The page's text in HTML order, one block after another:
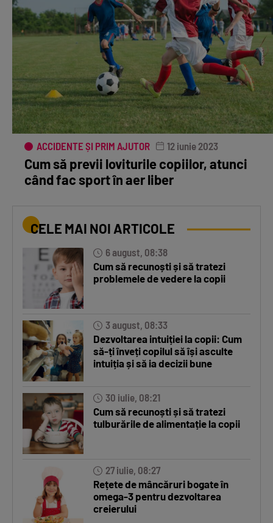
ACCIDENTE ȘI PRIM AJUTOR 12 iunie 2023
Cum să previi loviturile copiilor, atunci
când fac sport în aer liber
CELE MAI NOI ARTICOLE
6 august, 08:38
Cum să recunoști și să tratezi
problemele de vedere la copii
3 august, 08:33
Dezvoltarea intuiției la copii: Cum
să-ți înveți copilul să își asculte
intuiția și să ia decizii bune
30 iulie, 08:21
Cum să recunoști și să tratezi
tulburările de alimentație la copii
27 iulie, 08:27
Rețete de mâncăruri bogate în
omega-3 pentru dezvoltarea
creierului